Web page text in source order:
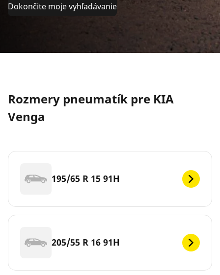
Dokončite moje vyhľadávanie
Rozmery pneumatík pre KIA
Venga
195/65 R 15 91H
205/55 R 16 91H